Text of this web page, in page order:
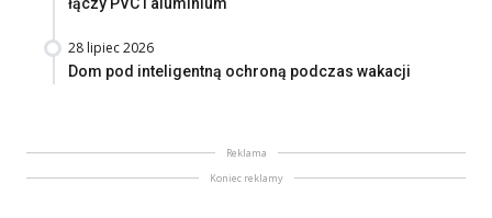
łączy PVC i aluminium
28 lipiec 2026
Dom pod inteligentną ochroną podczas wakacji
Reklama
Koniec reklamy